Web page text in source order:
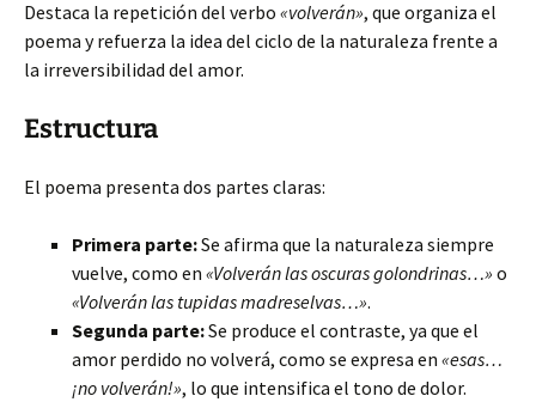
Destaca la repetición del verbo «volverán», que organiza el
poema y refuerza la idea del ciclo de la naturaleza frente a
la irreversibilidad del amor.
Estructura
El poema presenta dos partes claras:
Primera parte:Se afirma que la naturaleza siempre
vuelve, como en «Volverán las oscuras golondrinas…» o
«Volverán las tupidas madreselvas…».
Segunda parte:Se produce el contraste, ya que el
amor perdido no volverá, como se expresa en «esas…
¡no volverán!», lo que intensifica el tono de dolor.